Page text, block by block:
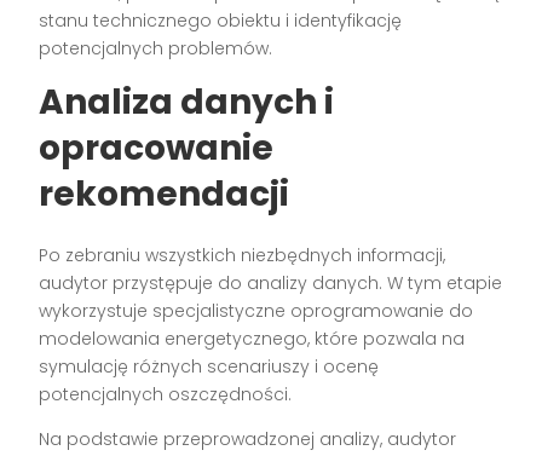
stanu technicznego obiektu i identyfikację
potencjalnych problemów.
Analiza danych i
opracowanie
rekomendacji
Po zebraniu wszystkich niezbędnych informacji,
audytor przystępuje do analizy danych. W tym etapie
wykorzystuje specjalistyczne oprogramowanie do
modelowania energetycznego, które pozwala na
symulację różnych scenariuszy i ocenę
potencjalnych oszczędności.
Na podstawie przeprowadzonej analizy, audytor